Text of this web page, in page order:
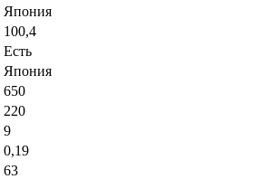
Япония
100,4
Есть
Япония
650
220
9
0,19
63